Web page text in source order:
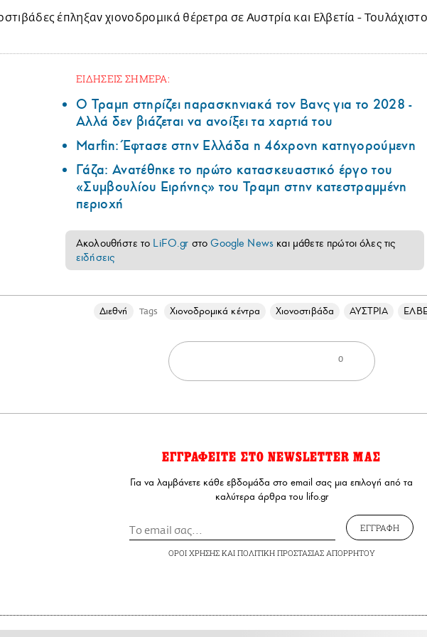
ΕΙΔΗΣΕΙΣ ΣΗΜΕΡΑ:
Ο Τραμπ στηρίζει παρασκηνιακά τον Βανς για το 2028 -
Αλλά δεν βιάζεται να ανοίξει τα χαρτιά του
Marfin: Έφτασε στην Ελλάδα η 46χρονη κατηγορούμενη
Γάζα: Ανατέθηκε το πρώτο κατασκευαστικό έργο του
«Συμβουλίου Ειρήνης» του Τραμπ στην κατεστραμμένη
περιοχή
Ακολουθήστε το LiFO.gr στοGoogle News και μάθετε πρώτοι όλες τις
ειδήσεις
Διεθνή Tags Χιονοδρομικά κέντρα Χιονοστιβάδα ΑΥΣΤΡΙΑ
0
ΕΓΓΡΑΦΕΙΤΕ ΣΤΟ NEWSLETTER ΜΑΣ
Για να λαμβάνετε κάθε εβδομάδα στο email σας μια επιλογή από τα
καλύτερα άρθρα του lifo.gr
ΕΓΓΡΑΦΗ
ΟΡΟΙ ΧΡΗΣΗΣΚΑΙ ΠΟΛΙΤΙΚΗ ΠΡΟΣΤΑΣΙΑΣ ΑΠΟΡΡΗΤΟΥ